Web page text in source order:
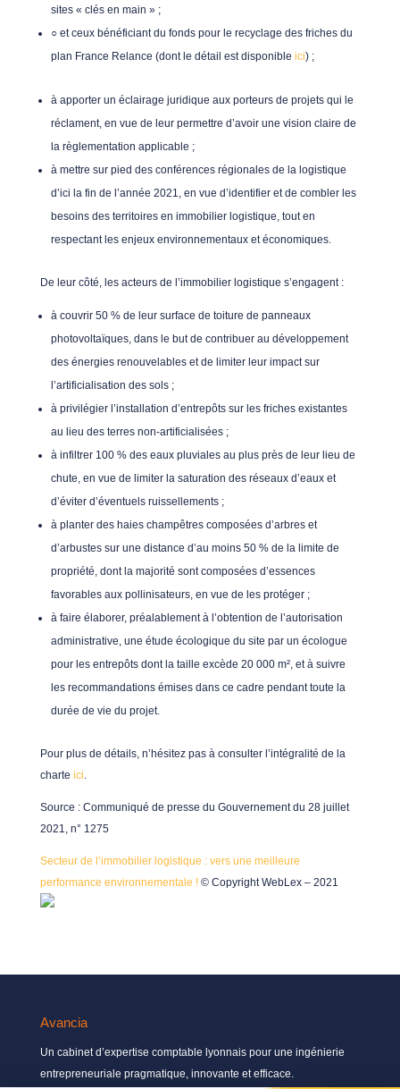
sites « clés en main » ;
○ et ceux bénéficiant du fonds pour le recyclage des friches du
plan France Relance (dont le détail est disponible ici) ;
à apporter un éclairage juridique aux porteurs de projets qui le
réclament, en vue de leur permettre d’avoir une vision claire de
la règlementation applicable ;
à mettre sur pied des conférences régionales de la logistique
d’ici la fin de l’année 2021, en vue d’identifier et de combler les
besoins des territoires en immobilier logistique, tout en
respectant les enjeux environnementaux et économiques.
De leur côté, les acteurs de l’immobilier logistique s’engagent :
à couvrir 50 % de leur surface de toiture de panneaux
photovoltaïques, dans le but de contribuer au développement
des énergies renouvelables et de limiter leur impact sur
l’artificialisation des sols ;
à privilégier l’installation d’entrepôts sur les friches existantes
au lieu des terres non-artificialisées ;
à infiltrer 100 % des eaux pluviales au plus près de leur lieu de
chute, en vue de limiter la saturation des réseaux d’eaux et
d’éviter d’éventuels ruissellements ;
à planter des haies champêtres composées d’arbres et
d’arbustes sur une distance d’au moins 50 % de la limite de
propriété, dont la majorité sont composées d’essences
favorables aux pollinisateurs, en vue de les protéger ;
à faire élaborer, préalablement à l’obtention de l’autorisation
administrative, une étude écologique du site par un écologue
pour les entrepôts dont la taille excède 20 000 m², et à suivre
les recommandations émises dans ce cadre pendant toute la
durée de vie du projet.
Pour plus de détails, n’hésitez pas à consulter l’intégralité de la
charte ici.
Source : Communiqué de presse du Gouvernement du 28 juillet
2021, n° 1275
Secteur de l’immobilier logistique : vers une meilleure
performance environnementale !© Copyright WebLex – 2021
Avancia
Un cabinet d’expertise comptable lyonnais pour une ingénierie
entrepreneuriale pragmatique, innovante et efficace.